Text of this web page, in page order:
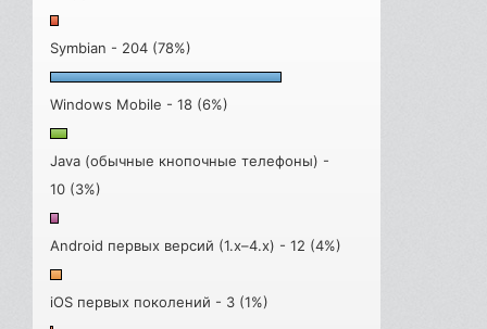
Symbian - 204 (78%)
Windows Mobile - 18 (6%)
Java (обычные кнопочные телефоны) -
10 (3%)
Android первых версий (1.x–4.x) - 12 (4%)
iOS первых поколений - 3 (1%)